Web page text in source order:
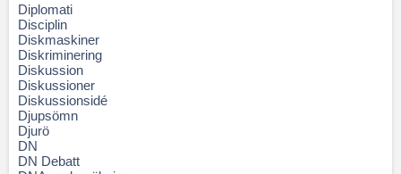
Diplomati
Disciplin
Diskmaskiner
Diskriminering
Diskussion
Diskussioner
Diskussionsidé
Djupsömn
Djurö
DN
DN Debatt